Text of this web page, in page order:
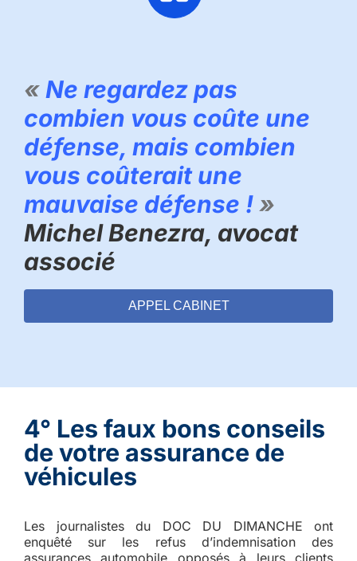
«Ne regardez pas
combien vous coûte une
défense, mais combien
vous coûterait une
mauvaise défense !»
Michel Benezra, avocat
associé
APPEL CABINET
4° Les faux bons conseils
de votre assurance de
véhicules
Les journalistes du DOC DU DIMANCHE ont
enquêté sur les refus d’indemnisation des
assurances automobile opposés à leurs clients